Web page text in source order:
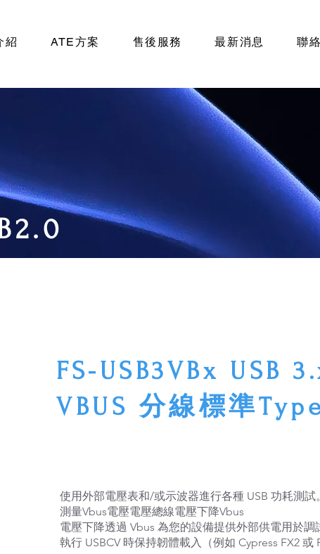
紹 ATE方案 售後服務 最新消息 聯
FS-USB3VBx USB
VBUS 分線標準
使用外部電壓表和/或示波器進行各種 USB 功耗測試。
測量Vbus電壓電壓總線電壓下降Vbus
電壓下降透過 Vbus 為您的設備提供外部供電用於調
執行 USBCV 時保持韌體載入（例如 Cypress FX2 或